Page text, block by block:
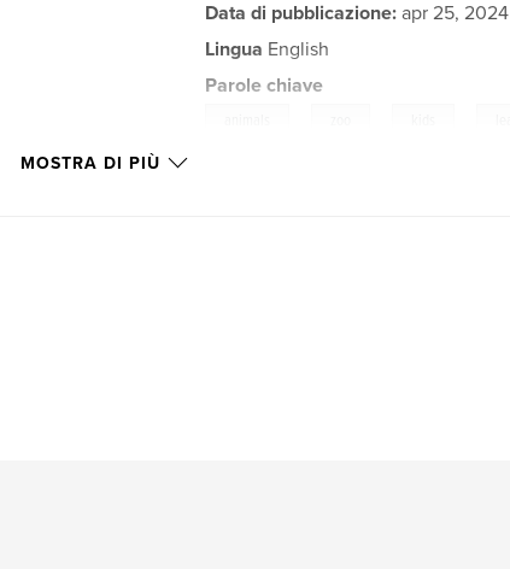
Data di pubblicazione: apr 25, 2024
Lingua English
Parole chiave
MOSTRA DI PIÙ